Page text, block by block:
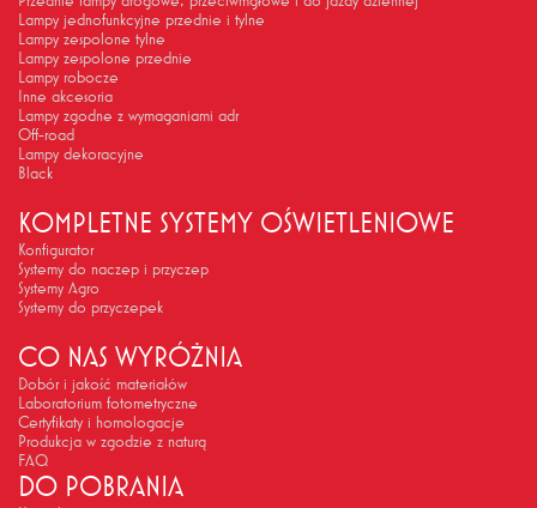
Lampy jednofunkcyjne przednie i tylne
Lampy zespolone tylne
Lampy zespolone przednie
Lampy robocze
Inne akcesoria
Lampy zgodne z wymaganiami adr
Off-road
Lampy dekoracyjne
Black
KOMPLETNE SYSTEMY OŚWIETLENIOWE
Konfigurator
Systemy do naczep i przyczep
Systemy Agro
Systemy do przyczepek
CO NAS WYRÓŻNIA
Dobór i jakość materiałów
Laboratorium fotometryczne
Certyfikaty i homologacje
Produkcja w zgodzie z naturą
FAQ
DO POBRANIA